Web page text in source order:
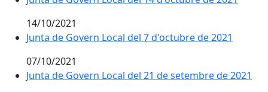
14/10/2021
Junta de Govern Local del 7 d'octubre de 2021
07/10/2021
Junta de Govern Local del 21 de setembre de 2021